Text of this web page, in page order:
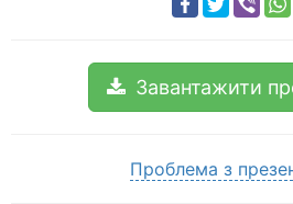
Завантажити
Проблема з